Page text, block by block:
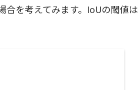
合を考えてみます。IoUの閾値は